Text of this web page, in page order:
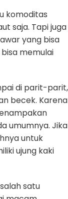
komoditas
saja. Tapi juga
yang bisa
memulai
di parit-parit,
becek. Karena
umumnya. Jika
untuk
ujung kaki
satu